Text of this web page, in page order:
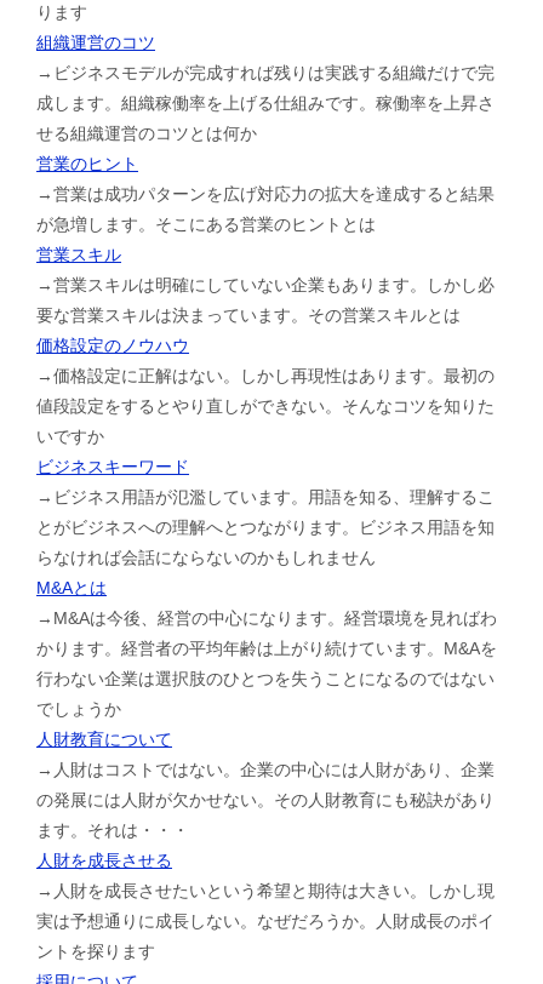
ります
組織運営のコツ
→ビジネスモデルが完成すれば残りは実践する組織だけで完
成します。組織稼働率を上げる仕組みです。稼働率を上昇さ
せる組織運営のコツとは何か
営業のヒント
→営業は成功パターンを広げ対応力の拡大を達成すると結果
が急増します。そこにある営業のヒントとは
営業スキル
→営業スキルは明確にしていない企業もあります。しかし必
要な営業スキルは決まっています。その営業スキルとは
価格設定のノウハウ
→価格設定に正解はない。しかし再現性はあります。最初の
値段設定をするとやり直しができない。そんなコツを知りた
いですか
ビジネスキーワード
→ビジネス用語が氾濫しています。用語を知る、理解するこ
とがビジネスへの理解へとつながります。ビジネス用語を知
らなければ会話にならないのかもしれません
M&Aとは
→M&Aは今後、経営の中心になります。経営環境を見ればわ
かります。経営者の平均年齢は上がり続けています。M&Aを
行わない企業は選択肢のひとつを失うことになるのではない
でしょうか
人財教育について
→人財はコストではない。企業の中心には人財があり、企業
の発展には人財が欠かせない。その人財教育にも秘訣があり
ます。それは・・・
人財を成長させる
→人財を成長させたいという希望と期待は大きい。しかし現
実は予想通りに成長しない。なぜだろうか。人財成長のポイ
ントを探ります